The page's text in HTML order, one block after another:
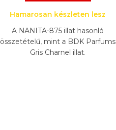
Hamarosan készleten lesz
A NANITA-875 illat hasonló
összetételű, mint a BDK Parfums
Gris Charnel illat.